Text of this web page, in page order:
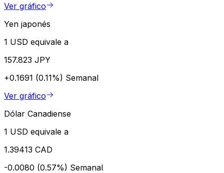
Ver gráfico
Yen japonés
1 USD equivale a
157.823 JPY
+0.1691 (0.11%) Semanal
Ver gráfico
Dólar Canadiense
1 USD equivale a
1.39413 CAD
-0.0080 (0.57%) Semanal